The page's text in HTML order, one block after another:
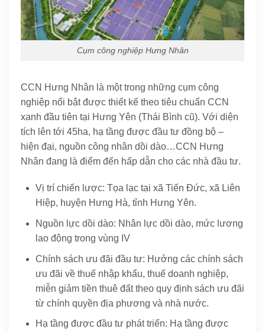
Cụm công nghiệp Hưng Nhân
CCN Hưng Nhân là một trong những cụm công
nghiệp nổi bật được thiết kế theo tiêu chuẩn CCN
xanh đầu tiên tại Hưng Yên (Thái Bình cũ). Với diện
tích lên tới 45ha, hạ tầng được đầu tư đồng bộ –
hiện đại, nguồn công nhân dồi dào…CCN Hưng
Nhân đang là điểm đến hấp dẫn cho các nhà đầu tư.
Vị trí chiến lược: Tọa lạc tại xã Tiến Đức, xã Liên
Hiệp, huyện Hưng Hà, tỉnh Hưng Yên.
Nguồn lực dồi dào: Nhân lực dồi dào, mức lương
lao động trong vùng IV
Chính sách ưu đãi đầu tư: Hưởng các chính sách
ưu đãi về thuế nhập khẩu, thuế doanh nghiệp,
miễn giảm tiền thuê đất theo quy định sách ưu đãi
từ chính quyền địa phương và nhà nước.
Hạ tầng được đầu tư phát triển: Hạ tầng được